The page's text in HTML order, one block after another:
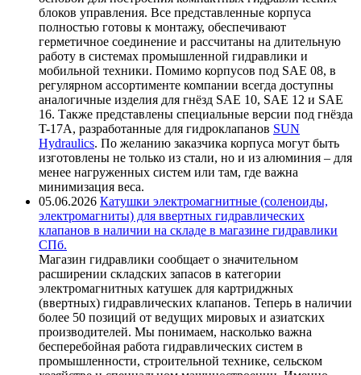
блоков управления. Все представленные корпуса
полностью готовы к монтажу, обеспечивают
герметичное соединение и рассчитаны на длительную
работу в системах промышленной гидравлики и
мобильной техники. Помимо корпусов под SAE 08, в
регулярном ассортименте компании всегда доступны
аналогичные изделия для гнёзд SAE 10, SAE 12 и SAE
16. Также представлены специальные версии под гнёзда
T-17A, разработанные для гидроклапанов SUN
Hydraulics. По желанию заказчика корпуса могут быть
изготовлены не только из стали, но и из алюминия – для
менее нагруженных систем или там, где важна
минимизация веса.
05.06.2026 Катушки электромагнитные (соленоиды,
электромагниты) для ввертных гидравлических
клапанов в наличии на складе в магазине гидравлики
СПб.
Магазин гидравлики сообщает о значительном
расширении складских запасов в категории
электромагнитных катушек для картриджных
(ввертных) гидравлических клапанов. Теперь в наличии
более 50 позиций от ведущих мировых и азиатских
производителей. Мы понимаем, насколько важна
бесперебойная работа гидравлических систем в
промышленности, строительной технике, сельском